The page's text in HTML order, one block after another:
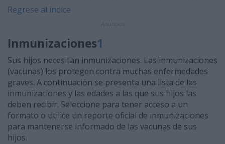
Regrese al índice
Inmunizaciones1
Sus hijos necesitan inmunizaciones. Las inmunizaciones
(vacunas) los protegen contra muchas enfermedades
graves. A continuación se presenta una lista de las
inmunizaciones y las edades a las que sus hijos las
deben recibir. Seleccione para tener acceso a un
formato o utilice un reporte oficial de inmunizaciones
para mantenerse informado de las vacunas de sus
hijos.